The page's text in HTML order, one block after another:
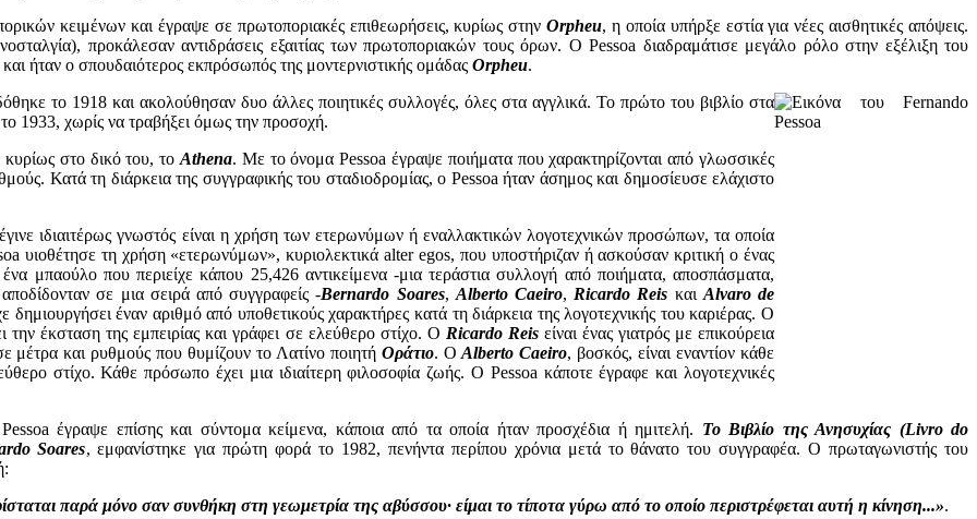
κειμένων και έγραψε σε πρωτοποριακές επιθεωρήσεις, κυρίως στηνOrpheu, η οποία υπήρξε εστία για νέες αισθητικές απόψεις.
προκάλεσαν αντιδράσεις εξαιτίας των πρωτοποριακών τους όρων. Ο Pessoa διαδραμάτισε μεγάλο ρόλο στην εξέλιξη του
ήταν ο σπουδαιότερος εκπρόσωπός της μοντερνιστικής ομάδας Orpheu.
το 1918 και ακολούθησαν δυο άλλες ποιητικές συλλογές, όλες στα αγγλικά. Το πρώτο του βιβλίο στα
1933, χωρίς να τραβήξει όμως την προσοχή.
στο δικό του, το Athena. Με το όνομα Pessoa έγραψε ποιήματα που χαρακτηρίζονται από γλωσσικές
Κατά τη διάρκεια της συγγραφικής του σταδιοδρομίας, ο Pessoa ήταν άσημος και δημοσίευσε ελάχιστο
ιδιαιτέρως γνωστός είναι η χρήση των ετερωνύμων ή εναλλακτικών λογοτεχνικών προσώπων, τα οποία
υιοθέτησε τη χρήση «ετερωνύμων», κυριολεκτικά alter egos, που υποστήριζαν ή ασκούσαν κριτική ο ένας
μπαούλο που περιείχε κάπου 25,426 αντικείμενα -μια τεράστια συλλογή από ποιήματα, αποσπάσματα,
σε μια σειρά από συγγραφείς -Bernardo Soares, Alberto Caeiro, Ricardo Reis και Alvaro de
έναν αριθμό από υποθετικούς χαρακτήρες κατά τη διάρκεια της λογοτεχνικής του καριέρας. Ο
την έκσταση της εμπειρίας και γράφει σε ελεύθερο στίχο. Ο Ricardo Reisείναι ένας γιατρός με επικούρεια
μέτρα και ρυθμούς που θυμίζουν το Λατίνο ποιητή Οράτιο. ΟAlberto Caeiro, βοσκός, είναι εναντίον κάθε
στίχο. Κάθε πρόσωπο έχει μια ιδιαίτερη φιλοσοφία ζωής. Ο Pessoa κάποτε έγραφε και λογοτεχνικές
έγραψε επίσης και σύντομα κείμενα, κάποια από τα οποία ήταν προσχέδια ή ημιτελή. Το Βιβλίο της Ανησυχίας (Livro do
Soares, εμφανίστηκε για πρώτη φορά το 1982, πενήντα περίπου χρόνια μετά το θάνατο του συγγραφέα. Ο πρωταγωνιστής του
παρά μόνο σαν συνθήκη στη γεωμετρία της αβύσσου· είμαι το τίποτα γύρω από το οποίο περιστρέφεται αυτή η κίνηση...».